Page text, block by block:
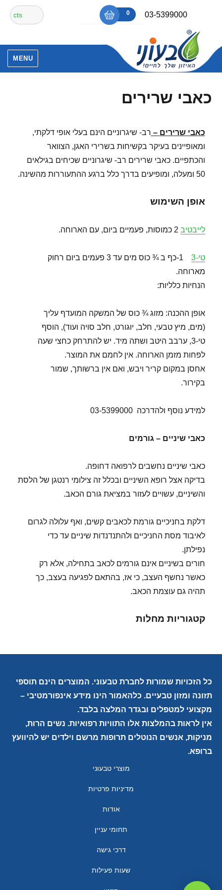
content
03-5399000
₪0
0
אין מוצרים בסל הקניות.
חיפוש
עבור:
MENU
כאבי שרירים
כאבי שרירים – רב- שיגרוניים הינם בעלי אופי דלקתי,
ומאופיינים בעיקר בקשיחות בשרירי האגן, הצוואר
והכתפיים. כאבי שרירים רב- שיגרוניים שכיחים בגילאים
50 ומעלה, ומופיעים בדרך כלל ברגע ההתעוררות מהשינה.
אופן השימוש
לייבטיב
טי-3
1-כף ב ¾ כוס מים עד 3 פעמים ביום רחוק
מארוחה.
הנחיות כלליות:
אופן ההכנה: מזוג ¾ כוס של המשקה המועדף עליך
(מים, מיץ טבעי, חלב, יוגורט, חלב סויה ועוד), הוסף
טי-3, ערבב היטב ושתה מיד. יש להתרחק כחצי שעה
לפחות מזמן הארוחה. אין לחמם את המוצר.
אחסן במקום קריר ויבש, ואם אין ברשותך, שמור
בקירור.
למידע נוסף ולהדרכה 03-5399000
כאבי שיניים – גורמים
כאבי שיניים נחשבים לרפואה דחופה.
בדיקה אצל רופא השיניים ובכלל זה צילומי רנטגן של הלסת
והשיניים, עשויים לעזור במציאת גורם הכאב.
דלקת בחניכיים גורמת לכאבים קשים, ואף עלולה לגרום
לאיבוד מסת החניכיים ולהתנדנדות שיניים עד כדי
נפילתן.
חורים בשיניים אינם גורמים לכאב בתחילה, אלא רק
כאשר נחשף העצב, כי אז, בהתאם לפגיעה בעצב, כך
תהיה גם עוצמת הכאב.
קטגוריות מחלות
כל הזכויות שמורות לחברת טבעוני. המוצרים הינם תוספי
תזונה ומזון טבעיים. כלהאמור הינו מידע אינפורמטיבי –
מקצועי למטפלים ובגדר המלצה בלבד.
אין לראות בהמלצות אלו התוויות רפואיות. נשים הרות,
מניקות, אנשים הנוטלים תרופות מרשם וילדים יש להיוועץ
ברופא.
מוצרי טבעוני
מדיניות פרטיות
אודות
תחומי עניין
דרכי גישה
שעות פעילות